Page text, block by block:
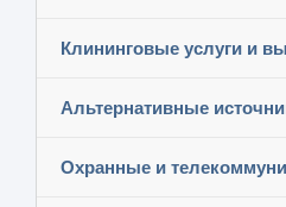
Клининговые услуги и
Альтернативные
Охранные и